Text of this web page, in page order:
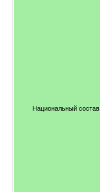
Национальный состав